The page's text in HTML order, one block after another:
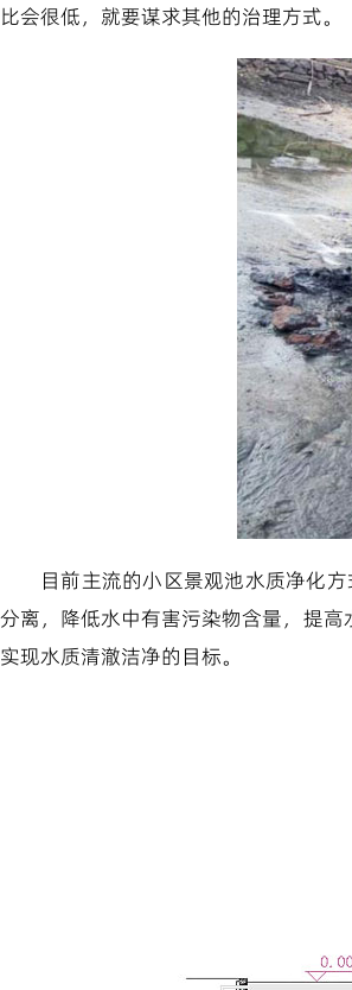
比会很低，就要谋求其他的治理方式。
目前主流的小区景观池水质净化
分离，降低水中有害污染物含量，提
实现水质清澈洁净的目标。